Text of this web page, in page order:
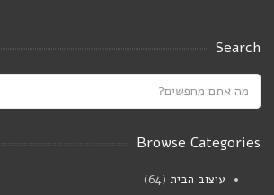
Search
Browse Categories
עיצוב הבית (64)